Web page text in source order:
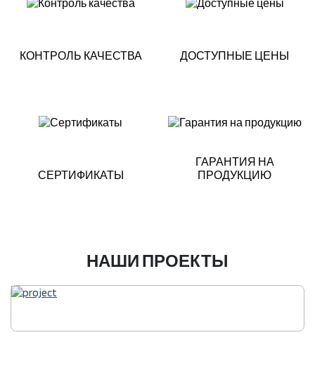
КОНТРОЛЬ КАЧЕСТВА ДОСТУПНЫЕ ЦЕНЫ
СЕРТИФИКАТЫ
ГАРАНТИЯ НА
ПРОДУКЦИЮ
НАШИ ПРОЕКТЫ